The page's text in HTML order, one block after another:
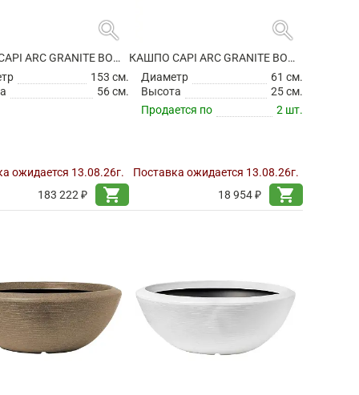
search
КАШПО CAPI ARC GRANITE BOWL LOW BLACK
153 см.
56 см.
ожидается 13.08.26г.
183 222 ₽
shopping_cart
search
КАШПО CAPI ARC GRANITE BOWL LOW WARM TAUPE
Диаметр
61 см.
Высота
25 см.
Продается по
2 шт.
Поставка ожидается 13.08.26г.
18 954 ₽
shopping_cart